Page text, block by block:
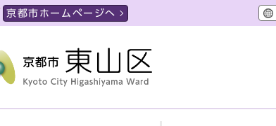
京都市ホームページへ